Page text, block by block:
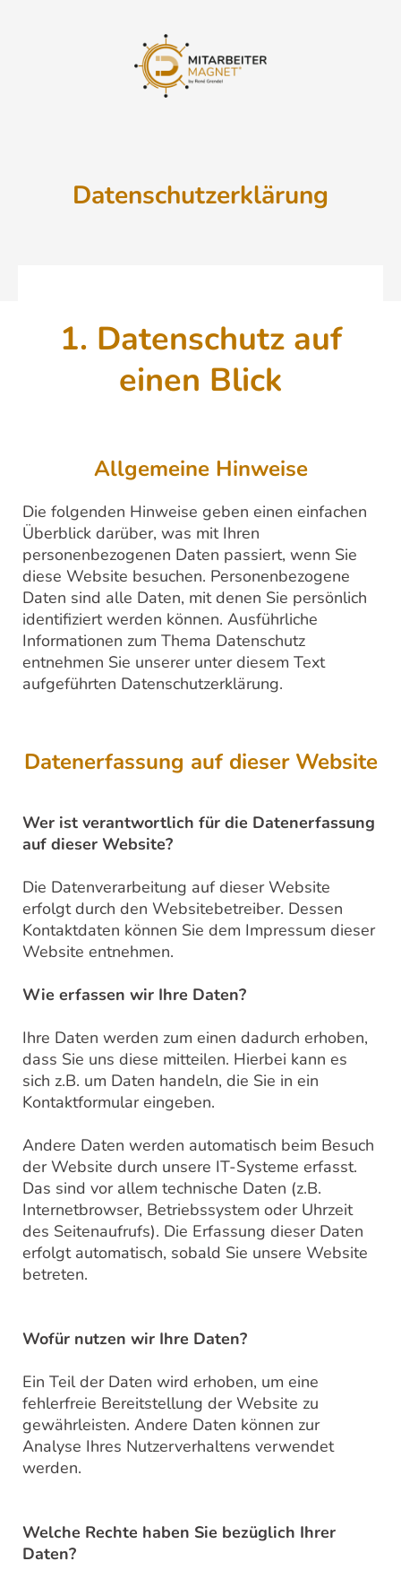
Datenschutzerklärung
1. Datenschutz auf
einen Blick
Allgemeine Hinweise
Die folgenden Hinweise geben einen einfachen
Überblick darüber, was mit Ihren
personenbezogenen Daten passiert, wenn Sie
diese Website besuchen. Personenbezogene
Daten sind alle Daten, mit denen Sie persönlich
identifiziert werden können. Ausführliche
Informationen zum Thema Datenschutz
entnehmen Sie unserer unter diesem Text
aufgeführten Datenschutzerklärung.
Datenerfassung auf dieser Website
Wer ist verantwortlich für die Datenerfassung
auf dieser Website?
Die Datenverarbeitung auf dieser Website
erfolgt durch den Websitebetreiber. Dessen
Kontaktdaten können Sie dem Impressum dieser
Website entnehmen.
Wie erfassen wir Ihre Daten?
Ihre Daten werden zum einen dadurch erhoben,
dass Sie uns diese mitteilen. Hierbei kann es
sich z.B. um Daten handeln, die Sie in ein
Kontaktformular eingeben.
Andere Daten werden automatisch beim Besuch
der Website durch unsere IT-Systeme erfasst.
Das sind vor allem technische Daten (z.B.
Internetbrowser, Betriebssystem oder Uhrzeit
des Seitenaufrufs). Die Erfassung dieser Daten
erfolgt automatisch, sobald Sie unsere Website
betreten.
Wofür nutzen wir Ihre Daten?
Ein Teil der Daten wird erhoben, um eine
fehlerfreie Bereitstellung der Website zu
gewährleisten. Andere Daten können zur
Analyse Ihres Nutzerverhaltens verwendet
werden.
Welche Rechte haben Sie bezüglich Ihrer
Daten?